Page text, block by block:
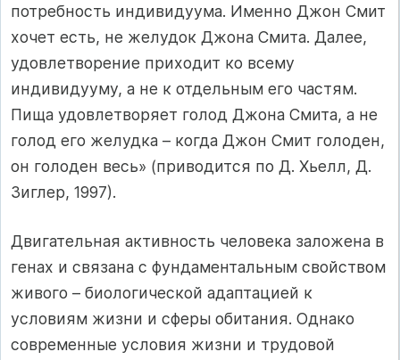
потребность индивидуума. Именно Джон Смит
хочет есть, не желудок Джона Смита. Далее,
удовлетворение приходит ко всему
индивидууму, а не к отдельным его частям.
Пища удовлетворяет голод Джона Смита, а не
голод его желудка – когда Джон Смит голоден,
он голоден весь» (приводится по Д. Хьелл, Д.
Зиглер, 1997).
Двигательная активность человека заложена в
генах и связана с фундаментальным свойством
живого – биологической адаптацией к
условиям жизни и сферы обитания. Однако
современные условия жизни и трудовой